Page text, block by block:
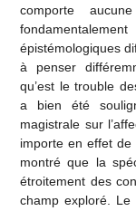
comporte
épistémologiques
à penser
qu’est le trouble
a bien été
magistrale sur
importe en effet de
montré que la
étroitement des
champ exploré. Le